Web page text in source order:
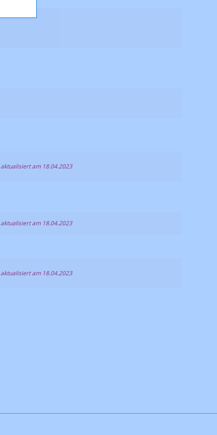
am 18.04.2023
am 18.04.2023
am 18.04.2023